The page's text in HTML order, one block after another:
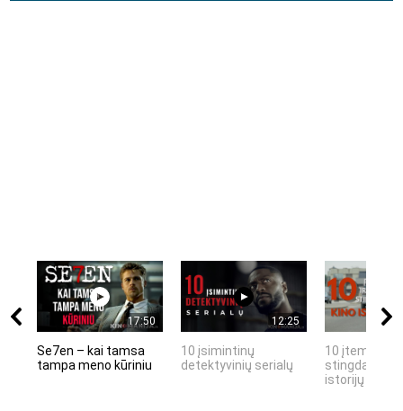
17:50
Se7en – kai tamsa
tampa meno kūriniu
12:25
10 įsimintinų
detektyvinių serialų
10 įtemptų,
stingdančių
istorijų